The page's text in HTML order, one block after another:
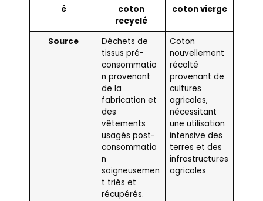
é
coton
recyclé
coton vierge
Source
Déchets de
tissus pré-
consommatio
n provenant
de la
fabrication et
des
vêtements
usagés post-
consommatio
n
soigneusemen
t triés et
récupérés.
Coton
nouvellement
récolté
provenant de
cultures
agricoles,
nécessitant
une utilisation
intensive des
terres et des
infrastructures
agricoles